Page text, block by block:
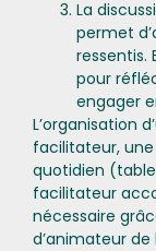
La
permet
ressentis.
pour
engager
L’organisation
facilitateur,
quotidien
facilitateur
nécessaire
d’animateur de